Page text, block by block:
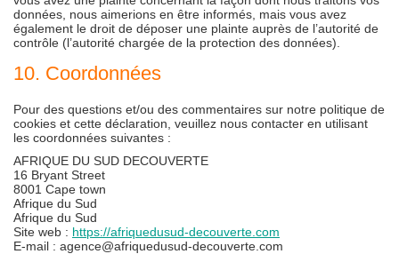
données, nous aimerions en être informés, mais vous avez
également le droit de déposer une plainte auprès de l’autorité de
contrôle (l’autorité chargée de la protection des données).
10. Coordonnées
Pour des questions et/ou des commentaires sur notre politique de
cookies et cette déclaration, veuillez nous contacter en utilisant
les coordonnées suivantes :
AFRIQUE DU SUD DECOUVERTE
16 Bryant Street
8001 Cape town
Afrique du Sud
Afrique du Sud
Site web : https://afriquedusud-decouverte.com
E-mail : agence@afriquedusud-decouverte.com